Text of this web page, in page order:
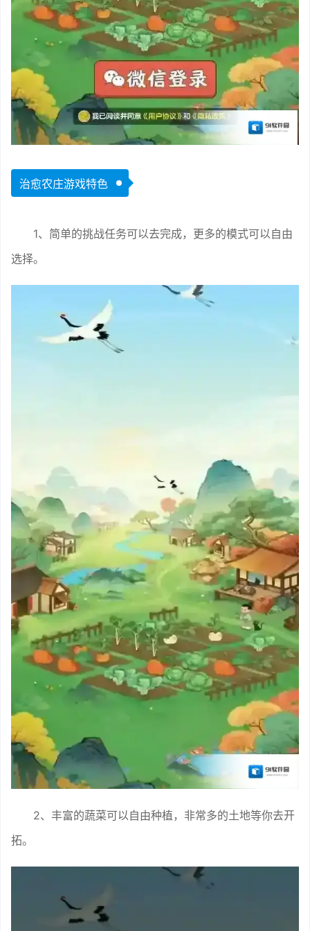
治愈农庄游戏特色
1、简单的挑战任务可以去完成，更多的模式可以自由
选择。
2、丰富的蔬菜可以自由种植，非常多的土地等你去开
拓。